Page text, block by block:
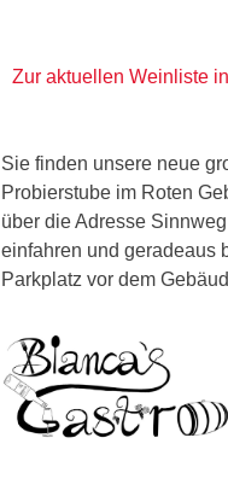
Zur aktuellen Weinliste
Sie finden unsere neue
Probierstube im Roten
über die Adresse
einfahren und geradeaus
Parkplatz vor dem